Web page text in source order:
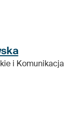
i Komunikacja